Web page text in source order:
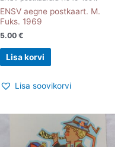
ENSV aegne postkaart. M.
Fuks. 1969
5.00 €
Lisa korvi
Lisa soovikorvi